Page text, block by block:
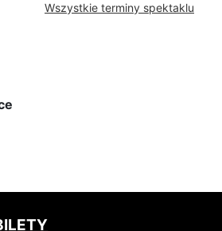
Wszystkie terminy spektaklu